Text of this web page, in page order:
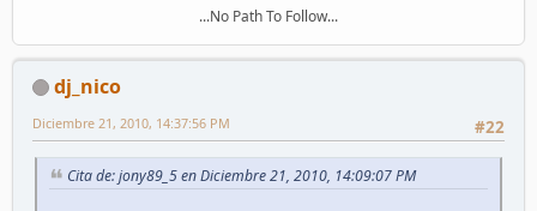
...No Path To Follow...
dj_nico
#22
Diciembre 21, 2010, 14:37:56 PM
Cita de: jony89_5 en Diciembre 21, 2010, 14:09:07 PM